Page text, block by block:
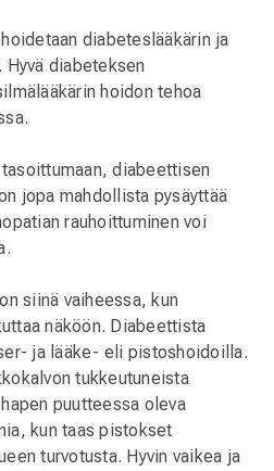
diabeteslääkärin ja
Hyvä diabeteksen
hoidon tehoa
diabeettisen
jopa mahdollista pysäyttää
rauhoittuminen voi
siinä vaiheessa, kun
näköön. Diabeettista
ja lääke- eli pistoshoidoilla.
tukkeutuneista
puutteessa oleva
kun taas pistokset
turvotusta. Hyvin vaikea ja